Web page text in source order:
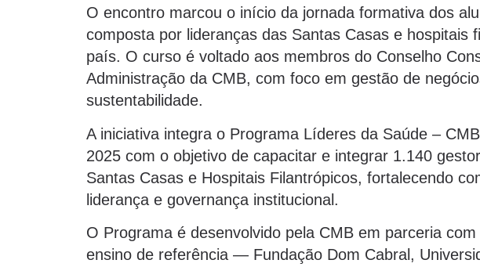
O encontro marcou o início da jornada formativa dos
composta por lideranças das Santas Casas e hospitais
país. O curso é voltado aos membros do Conselho
Administração da CMB, com foco em gestão de
sustentabilidade.
A iniciativa integra o Programa Líderes da Saúde –
2025 com o objetivo de capacitar e integrar 1.140
Santas Casas e Hospitais Filantrópicos, fortalecendo
liderança e governança institucional.
O Programa é desenvolvido pela CMB em parceria
ensino de referência — Fundação Dom Cabral,